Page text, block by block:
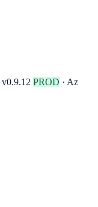
v0.9.12 PROD · Az